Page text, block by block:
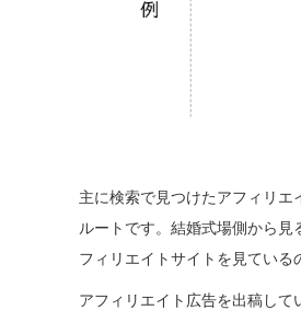
主に検索で見つけたアフィリ
ルートです。結婚式場側から
フィリエイトサイトを見ている
アフィリエイト広告を出稿し